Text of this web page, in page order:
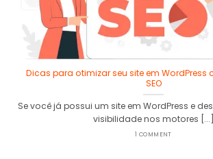
Dicas para otimizar seu site em WordPress
SEO
Se você já possui um site em WordPress e
visibilidade nos motores [...]
1 COMMENT